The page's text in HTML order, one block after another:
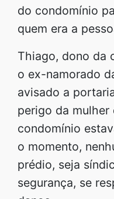
do condomínio
quem era a
Thiago, dono da
o ex-namorado
avisado a
perigo da mulher
condomínio
o momento,
prédio, seja
segurança, se